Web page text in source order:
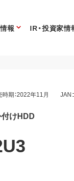
報 IR・投資家情
時期：2022年11月 JAN
けHDD